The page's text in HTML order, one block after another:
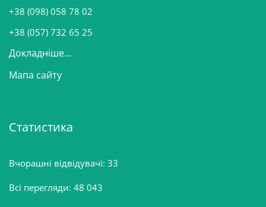
и
+38 (098) 058 78 02
+38 (057) 732 65 25
Докладніше...
Мапа сайту
Статистика
Вчорашні відвідувачі: 33
Всі перегляди: 48 043